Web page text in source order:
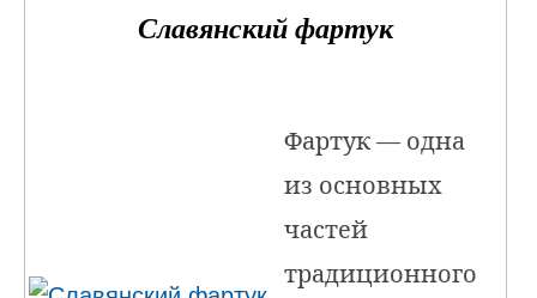
Славянский фартук
Фартук — одна
из основных
частей
традиционного